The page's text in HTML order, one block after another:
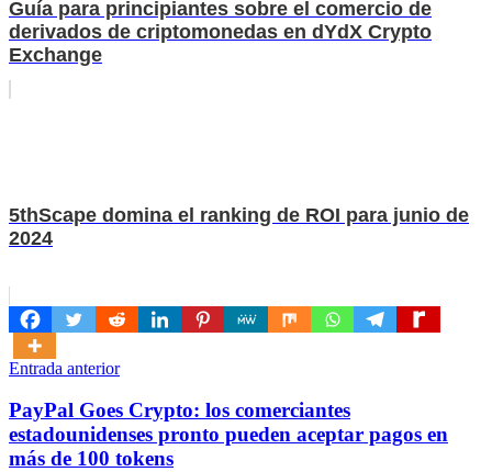
Guía para principiantes sobre el comercio de
derivados de criptomonedas en dYdX Crypto
Exchange
5thScape domina el ranking de ROI para junio de
2024
Navegación
de
entradas
Entrada anterior
PayPal Goes Crypto: los comerciantes
estadounidenses pronto pueden aceptar pagos en
más de 100 tokens